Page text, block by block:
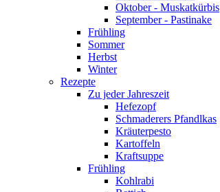
Oktober - Muskatkürbis
September - Pastinake
Frühling
Sommer
Herbst
Winter
Rezepte
Zu jeder Jahreszeit
Hefezopf
Schmaderers Pfandlkas
Kräuterpesto
Kartoffeln
Kraftsuppe
Frühling
Kohlrabi